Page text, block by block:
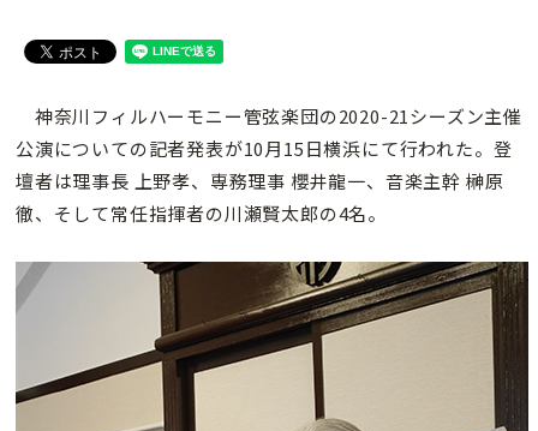
神奈川フィルハーモニー管弦楽団の2020-21シーズン主催
公演についての記者発表が10月15日横浜にて行われた。登
壇者は理事長 上野孝、専務理事 櫻井龍一、音楽主幹 榊原
徹、そして常任指揮者の川瀬賢太郎の4名。